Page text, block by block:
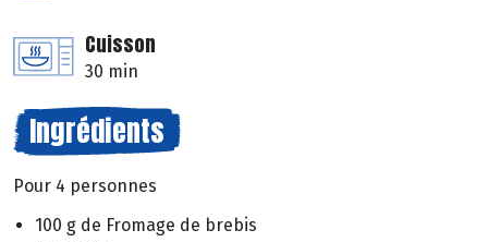
Cuisson
30 min
Ingrédients
Pour 4 personnes
100 g de Fromage de brebis